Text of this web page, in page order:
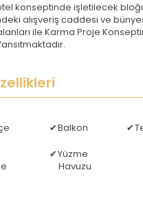
konseptinde işletilecek
alışveriş caddesi ve
ile Karma Proje
Balkon
Yüzme
Havuzu